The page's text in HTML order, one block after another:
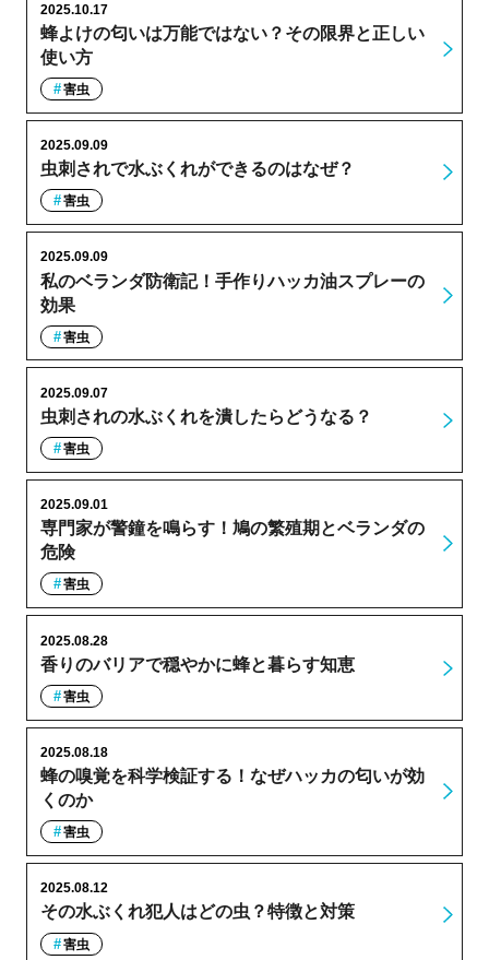
蜂よけの匂いは万能ではない？その限界と正しい
使い方
2025.10.17
害虫
虫刺されで水ぶくれができるのはなぜ？
2025.09.09
害虫
私のベランダ防衛記！手作りハッカ油スプレーの
効果
2025.09.09
害虫
虫刺されの水ぶくれを潰したらどうなる？
2025.09.07
害虫
専門家が警鐘を鳴らす！鳩の繁殖期とベランダの
危険
2025.09.01
害虫
香りのバリアで穏やかに蜂と暮らす知恵
2025.08.28
害虫
蜂の嗅覚を科学検証する！なぜハッカの匂いが効
くのか
2025.08.18
害虫
その水ぶくれ犯人はどの虫？特徴と対策
2025.08.12
害虫